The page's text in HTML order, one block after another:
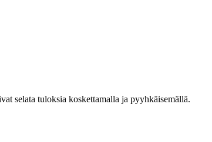
selata tuloksia koskettamalla ja pyyhkäisemällä.